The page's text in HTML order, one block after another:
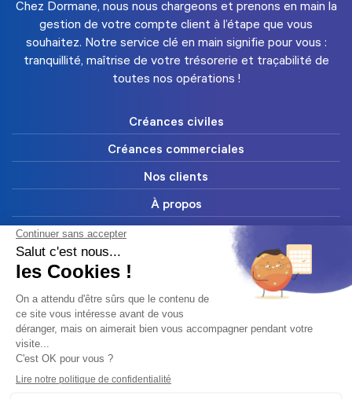
Chez Dormane, nous nous chargeons et prenons en main la
gestion de votre compte client à l’étape que vous
souhaitez. Notre service clé en main signifie pour vous :
tranquillité, maîtrise de votre trésorerie et traçabilité de
toutes nos opérations !
Créances civiles
Créances commerciales
Nos clients
À propos
Contact
Abonnez-vous à notre newsletter